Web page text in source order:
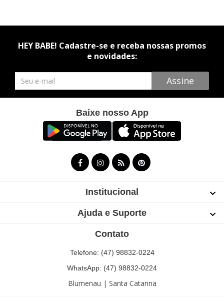
HEY BABE! Cadastre-se e receba nossas promos
e novidades:
Newsletter Assine
Baixe nosso App
Institucional
Ajuda e Suporte
Contato
Telefone: (47) 98832-0224
WhatsApp: (47) 98832-0224
Blumenau | Santa Catarina